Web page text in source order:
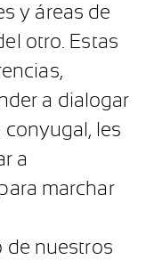
y áreas de
otro. Estas
a dialogar
les
a
marchar
de nuestros